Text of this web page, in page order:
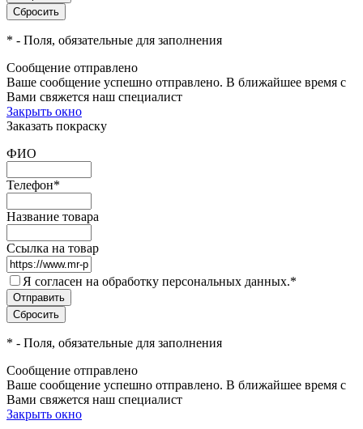
* - Поля, обязательные для заполнения
Сообщение отправлено
Ваше сообщение успешно отправлено. В ближайшее время с
Вами свяжется наш специалист
Закрыть окно
Заказать покраску
ФИО
Телефон*
Название товара
Ссылка на товар
Я согласен на обработку персональных данных.*
* - Поля, обязательные для заполнения
Сообщение отправлено
Ваше сообщение успешно отправлено. В ближайшее время с
Вами свяжется наш специалист
Закрыть окно